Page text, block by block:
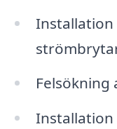
Installation
Felsökning
Installation